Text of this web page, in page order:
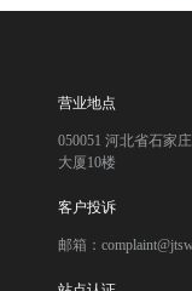
营业地点
050051 河北省石家
大厦10楼
客户投诉
邮箱：